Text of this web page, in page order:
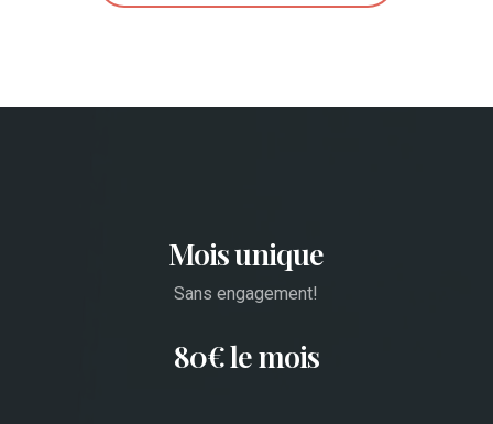
Mois unique
Sans engagement!
80€ le mois